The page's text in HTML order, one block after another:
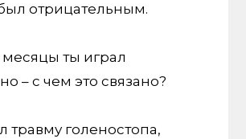
отрицательным.
месяцы ты играл
– с чем это связано?
травму голеностопа,